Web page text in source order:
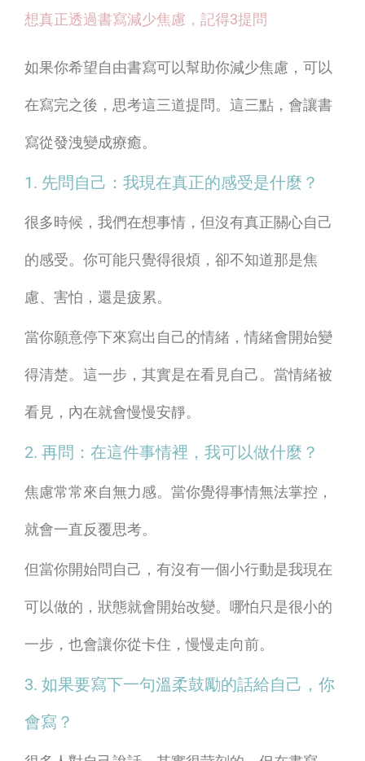
想真正透過書寫減少焦慮，記得3提問
如果你希望自由書寫可以幫助你減少焦慮，可以
在寫完之後，思考這三道提問。這三點，會讓書
寫從發洩變成療癒。
1. 先問自己：我現在真正的感受是什麼？
很多時候，我們在想事情，但沒有真正關心自己
的感受。你可能只覺得很煩，卻不知道那是焦
慮、害怕，還是疲累。
當你願意停下來寫出自己的情緒，情緒會開始變
得清楚。這一步，其實是在看見自己。當情緒被
看見，內在就會慢慢安靜。
2. 再問：在這件事情裡，我可以做什麼？
焦慮常常來自無力感。當你覺得事情無法掌控，
就會一直反覆思考。
但當你開始問自己，有沒有一個小行動是我現在
可以做的，狀態就會開始改變。哪怕只是很小的
一步，也會讓你從卡住，慢慢走向前。
3. 如果要寫下一句溫柔鼓勵的話給自己，你
會寫？